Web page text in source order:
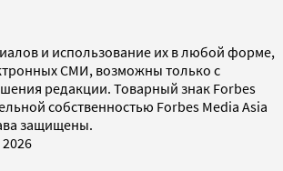
и использование их в любой форме,
СМИ, возможны только с
редакции. Товарный знак Forbes
собственностью Forbes Media Asia
защищены.
2026